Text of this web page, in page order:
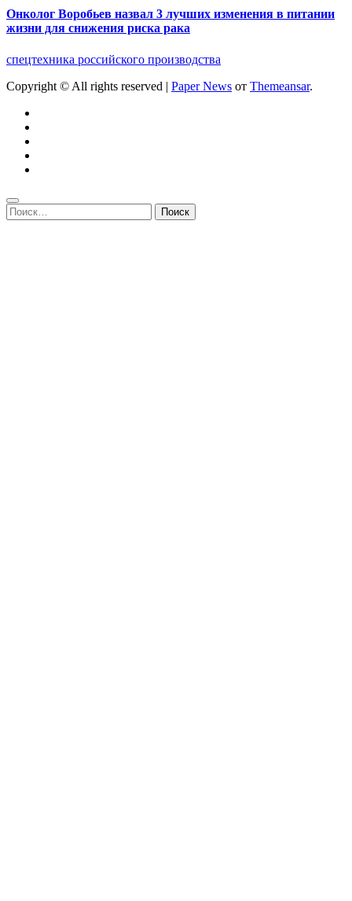
Онколог Воробьев назвал 3 лучших изменения в питании
жизни для снижения риска рака
спецтехника российского производства
Copyright © All rights reserved | Paper News от Themeansar.
Найти: